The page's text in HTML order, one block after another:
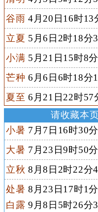
谷雨 4月20日16时13
立夏 5月6日2时18分
小满 5月21日15时8
芒种 6月6日6时18分
夏至 6月21日22时57
请收藏本
小暑 7月7日16时30
大暑 7月23日9时50
立秋 8月8日2时22分
处暑 8月23日17时1
白露 9月8日5时26分